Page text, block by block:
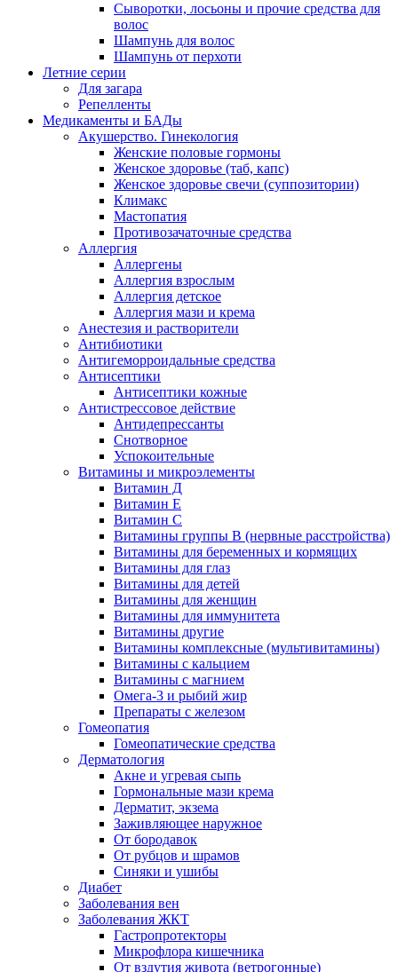
Сыворотки, лосьоны и прочие средства для
волос
Шампунь для волос
Шампунь от перхоти
Летние серии
Для загара
Репелленты
Медикаменты и БАДы
Акушерство. Гинекология
Женские половые гормоны
Женское здоровье (таб, капс)
Женское здоровье свечи (суппозитории)
Климакс
Мастопатия
Противозачаточные средства
Аллергия
Аллергены
Аллергия взрослым
Аллергия детское
Аллергия мази и крема
Анестезия и растворители
Антибиотики
Антигеморроидальные средства
Антисептики
Антисептики кожные
Антистрессовое действие
Антидепрессанты
Снотворное
Успокоительные
Витамины и микроэлементы
Витамин Д
Витамин Е
Витамин С
Витамины группы В (нервные расстройства)
Витамины для беременных и кормящих
Витамины для глаз
Витамины для детей
Витамины для женщин
Витамины для иммунитета
Витамины другие
Витамины комплексные (мультивитамины)
Витамины с кальцием
Витамины с магнием
Омега-3 и рыбий жир
Препараты с железом
Гомеопатия
Гомеопатические средства
Дерматология
Акне и угревая сыпь
Гормональные мази крема
Дерматит, экзема
Заживляющее наружное
От бородавок
От рубцов и шрамов
Синяки и ушибы
Диабет
Заболевания вен
Заболевания ЖКТ
Гастропротекторы
Микрофлора кишечника
От вздутия живота (ветрогонные)